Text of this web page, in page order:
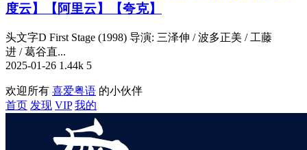
度云】【阿里云】【夸克】
头文字D First Stage (1998) 导演: 三泽伸 / 波多正美 / 工藤
进 / 葛谷直...
2025-01-26 1.44k 5
欢迎所有 喜爱粤语 的小伙伴
首页 发现 VIP 我的